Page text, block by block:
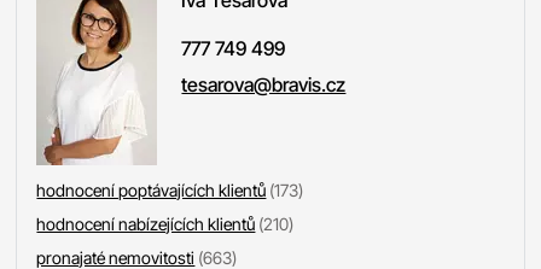
777 749 499
tesarova@bravis.cz
hodnocení poptávajících klientů (173)
hodnocení nabízejících klientů (210)
pronajaté nemovitosti (663)